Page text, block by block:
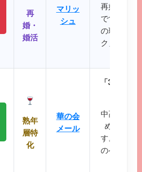
再
婚・
婚活
マリッ
シュ
再婚や婚
です。バ
の理解を
ク」など
熟年
層特
化
華の会
メール
「30代後
中高年層
め、同世
す。周囲
のペース